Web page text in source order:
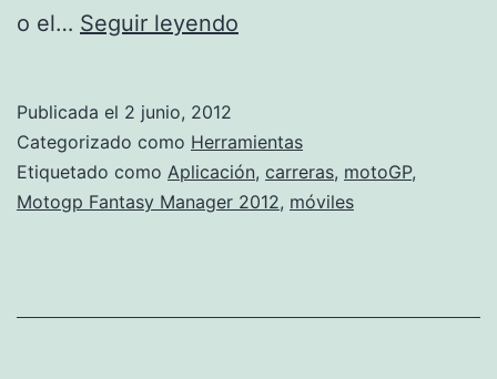
o el… Seguir leyendo
MANAGER
2012
Publicada el 2 junio, 2012
Categorizado como Herramientas
Etiquetado como Aplicación, carreras, motoGP,
Motogp Fantasy Manager 2012, móviles